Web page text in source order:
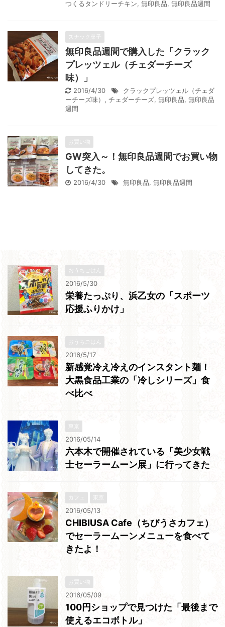
つくるタンドリーチキン, 無印良品, 無印良品週間
スナック菓子
無印良品週間で購入した「クラック
プレッツェル（チェダーチーズ
味）」
2016/4/30
クラックプレッツェル（チェダ
ーチーズ味） , チェダーチーズ, 無印良品, 無印良品
週間
お買い物
GW突入～！無印良品週間でお買い物
してきた。
2016/4/30 無印良品, 無印良品週間
おうちごはん
2016/5/30
栄養たっぷり、浜乙女の「スポーツ
応援ふりかけ」
おうちごはん
2016/5/17
新感覚冷え冷えのインスタント麺！
大黒食品工業の「冷しシリーズ」食
べ比べ
東京
2016/05/14
六本木で開催されている「美少女戦
士セーラームーン展」に行ってきた
カフェ 東京
2016/05/13
CHIBIUSA Cafe（ちびうさカフェ）
でセーラームーンメニューを食べて
きたよ！
お買い物
2016/05/09
100円ショップで見つけた「最後まで
使えるエコボトル」